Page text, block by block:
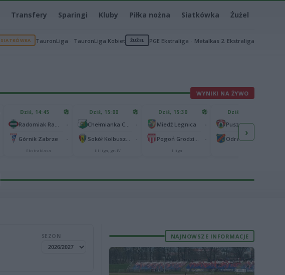
Transfery Sparingi Kluby Piłka nożna Siatkówka Żużel
SIATKÓWKA TauronLiga TauronLiga Kobiet ŻUŻEL PGE Ekstraliga Metalkas 2. Ekstraliga
WYNIKI NA ŻYWO
Dziś, 14:45
Górnik Zabrze
Ekstraklasa
Dziś, 15:00
III liga, gr. IV
Dziś, 15:30
Miedź Legnica
I liga
Dziś, 15:30
Odra Opole
›
SEZON NAJNOWSZE INFORMACJE